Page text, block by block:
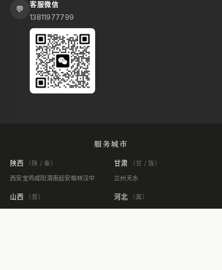
💬 客服微信
13811977799
服务城市
陕西
（陕 / 秦）
西安宝鸡咸阳 渭南延安榆林汉中
甘肃
（甘 / 陇）
兰州 天水
山西
（晋）
河北
（冀）